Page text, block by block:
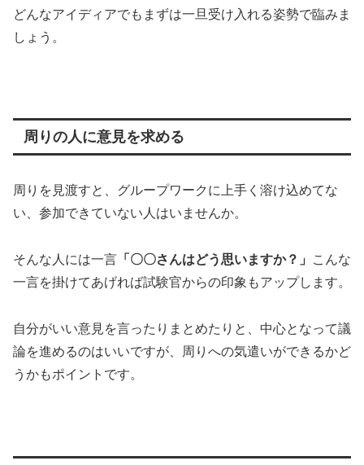
どんなアイディアでもまずは一旦受け入れる姿勢で臨みま
しょう。
周りの人に意見を求める
周りを見渡すと、グループワークに上手く溶け込めてな
い、参加できていない人はいませんか。
そんな人には一言 「〇〇さんはどう思いますか？」
こんな
一言を掛けてあげれば試験官からの印象もアップします。
自分がいい意見を言ったりまとめたりと、中心となって議
論を進めるのはいいですが、周りへの気遣いができるかど
うかもポイントです。